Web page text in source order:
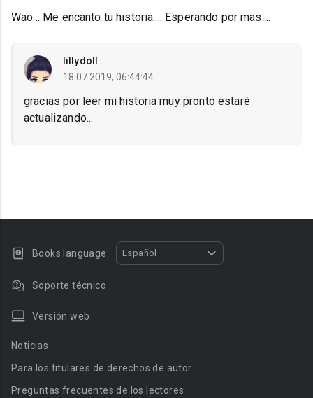
Wao... Me encanto tu historia.... Esperando por mas....
lillydoll
18.07.2019, 06:44:44
gracias por leer mi historia muy pronto estaré
actualizando...
Books language: Español
Soporte técnico
Versión web
Noticias
Para los titulares de derechos de autor
Preguntas frecuentes de los lectores